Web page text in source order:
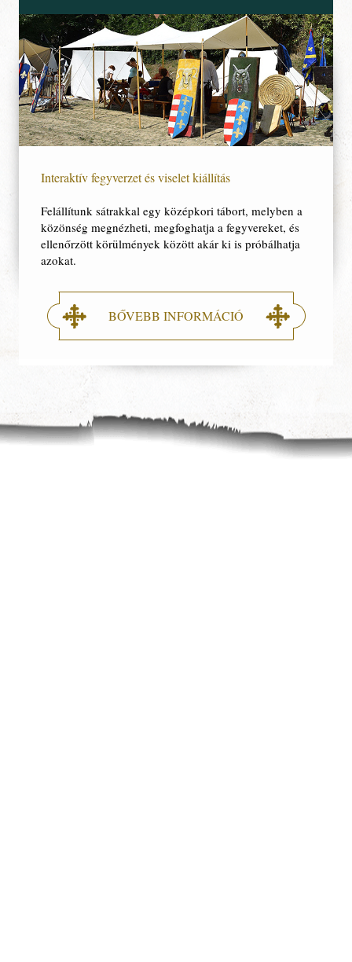
Interaktív fegyverzet és viselet kiállítás
Felállítunk sátrakkal egy középkori tábort, melyben a
közönség megnézheti, megfoghatja a fegyvereket, és
ellenőrzött körülmények között akár ki is próbálhatja
azokat.
BŐVEBB INFORMÁCIÓ